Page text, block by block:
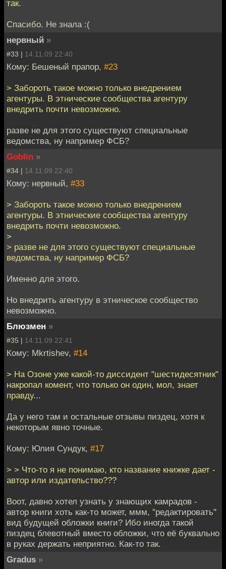
так.
Спасибо. Не знала :(
нервный »
#33 | 14.11.09 22:40
Кому: Бешеный прапор, #23
> Забороть такое можно только внедрением
агентуры. В этнические сообщества агентуру
внедрить почти невозможно.
разве не для этого существуют специальные
ведомства, ну например ФСБ?
Goblin »
#34 | 14.11.09 22:40
Кому: нервный, #33
> Забороть такое можно только внедрением
агентуры. В этнические сообщества агентуру
внедрить почти невозможно.
>
> разве не для этого существуют специальные
ведомства, ну например ФСБ?
Именно для этого.
Но внедрить агентуру в этническое сообщество
невозможно.
Блюзмен »
#35 | 14.11.09 22:41
Кому: Mkrtishev, #14
> На Озоне уже какой-то диссидент "шестидесятник"
накропал комент, что только он один, мол, знает
правду...
Да у него там и остальные отзывы пиздец, хотя к
некоторым явно точные.
Кому: Юлия Сундук, #17
> > Что-то я не понимаю, кто название книжке дает -
автор или издательство???
Воот, давно хотел узнать у знающих камрадов -
автор книги хоть как-то может, ммм, "редактировать"
вид будущей обложки книги? Ибо иногда такой
пиздец блевотный вместо обложки, что её буквально
в руках держать неприятно. Как-то так.
Gradus »